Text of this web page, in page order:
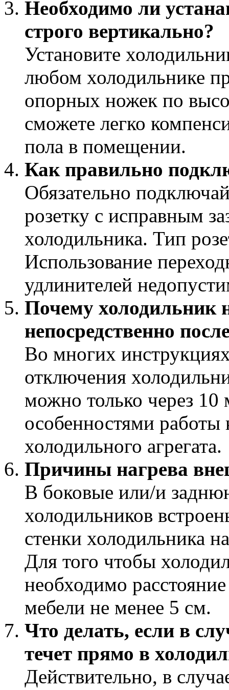
Необходимо ли
строго вертикально?
Установите
любом холодильнике
опорных ножек по
сможете легко
пола в помещении.
Как правильно
Обязательно
розетку с исправным
холодильника. Тип
Использование
удлинителей
Почему холодильник
непосредственно
Во многих
отключения
можно только через 10
особенностями работы
холодильного агрегата.
Причины нагрева
В боковые или/и
холодильников
стенки холодильника
Для того чтобы
необходимо
мебели не менее 5 см.
Что делать, если в
течет прямо в
Действительно, в